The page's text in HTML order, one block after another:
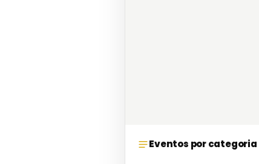
Eventos por categoria